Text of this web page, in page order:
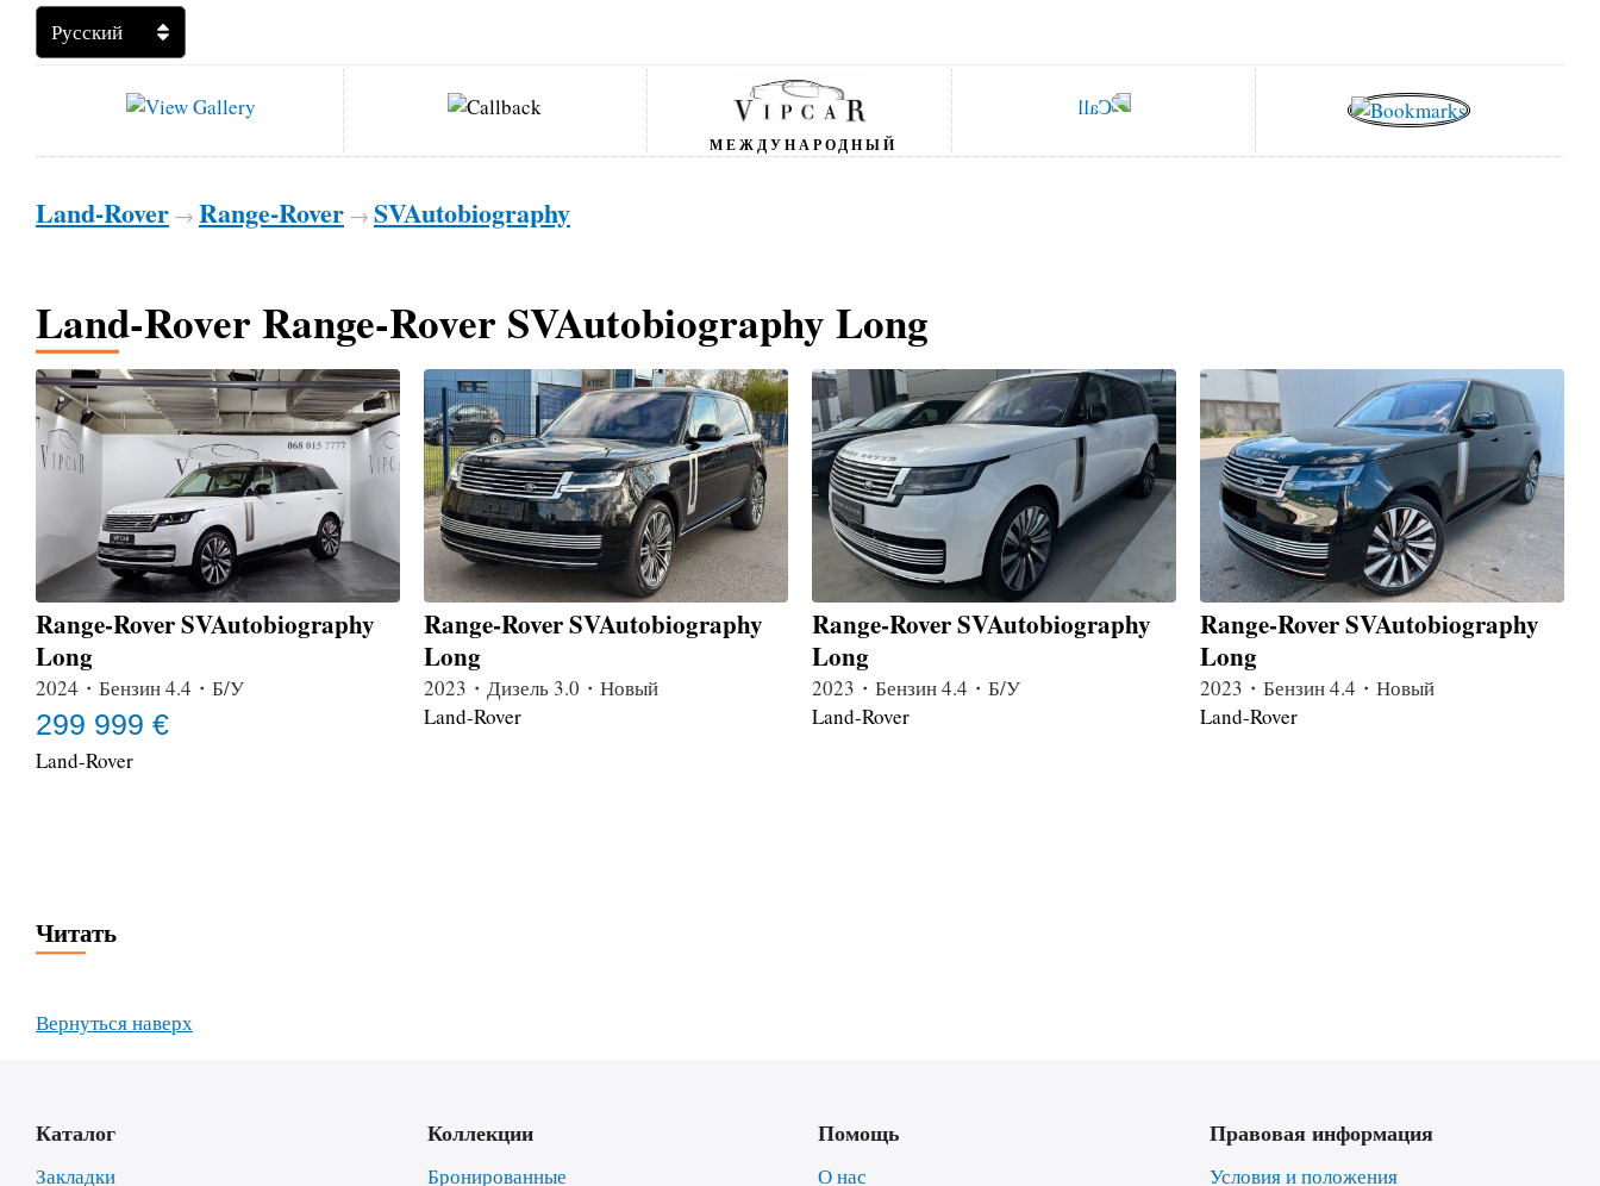
МЕЖДУНАРОДНЫЙ
Land-Rover → Range-Rover → SVAutobiography
Land-Rover Range-Rover SVAutobiography Long
Range-Rover SVAutobiography
Long
2024・Бензин 4.4・Б/У
299 999 €
Land-Rover
Range-Rover SVAutobiography
Long
2023・Дизель 3.0・Новый
Land-Rover
Range-Rover SVAutobiography
Long
2023・Бензин 4.4・Б/У
Land-Rover
Range-Rover SVAutobiography
Long
2023・Бензин 4.4・Новый
Land-Rover
Читать
Вернуться наверх
Каталог
Закладки
Коллекции
Бронированные
Помощь
О нас
Правовая информация
Условия и положения